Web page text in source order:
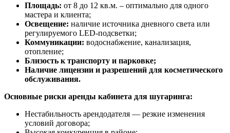
Площадь: от 8 до 12 кв.м. – оптимально для одного
мастера и клиента;
Освещение: наличие источника дневного света или
регулируемого LED-подсветки;
Коммуникации: водоснабжение, канализация,
отопление;
Близость к транспорту и парковке;
Наличие лицензии и разрешений для косметического
обслуживания.
Основные риски аренды кабинета для шугаринга:
Нестабильность арендодателя — резкие изменения
условий договора;